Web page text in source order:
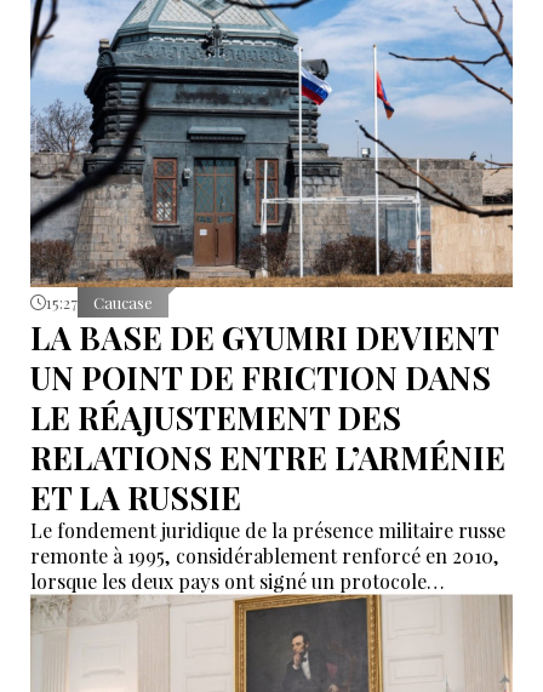
15:27 Caucase
LA BASE DE GYUMRI DEVIENT
UN POINT DE FRICTION DANS
LE RÉAJUSTEMENT DES
RELATIONS ENTRE L’ARMÉNIE
ET LA RUSSIE
Le fondement juridique de la présence militaire russe
remonte à 1995, considérablement renforcé en 2010,
lorsque les deux pays ont signé un protocole
additionnel prolongeant sa validité jusqu’en 2044.